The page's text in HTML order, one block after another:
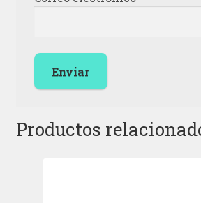
Productos